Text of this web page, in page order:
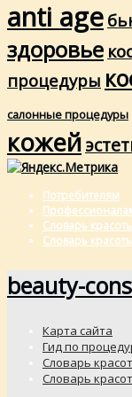
anti age
здоровье
процедуры
салонные процедуры
кожей
Потребителям
Словарь
Словарь
beauty-
Карта сайта
Гид по
Словарь
Словарь